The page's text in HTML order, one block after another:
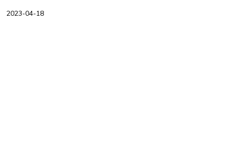
2023-04-18